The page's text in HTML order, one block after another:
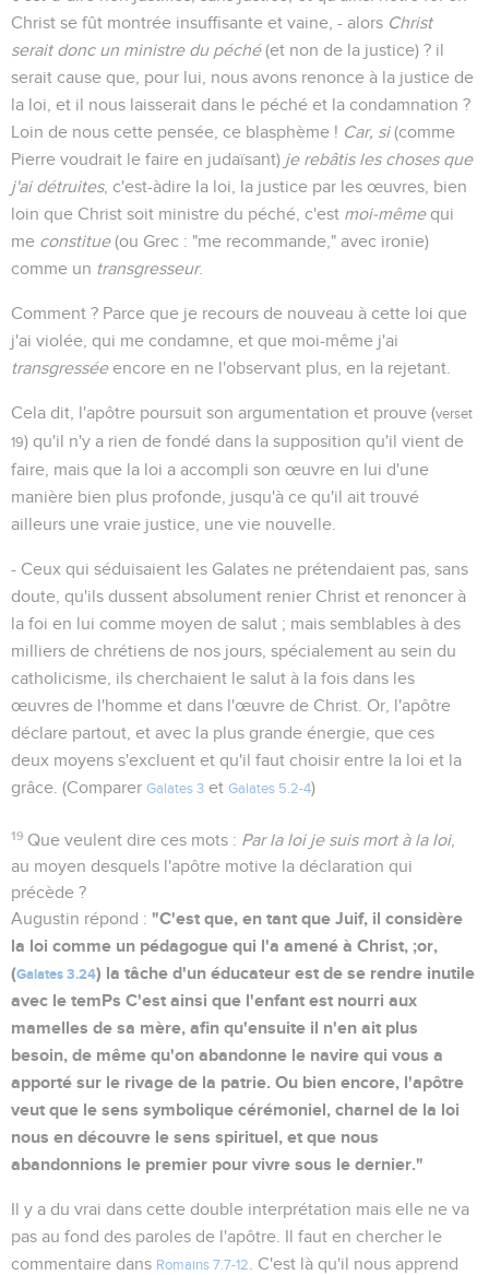
Christ se fût montrée insuffisante et vaine, - alors Christ
serait donc un ministre du péché(et non de la justice) ? il
serait cause que, pour lui, nous avons renonce à la justice de
la loi, et il nous laisserait dans le péché et la condamnation ?
Loin de nous cette pensée, ce blasphème ! Car, si(comme
Pierre voudrait le faire en judaïsant) je rebâtis les choses que
j'ai détruites, c'est-àdire la loi, la justice par les œuvres, bien
loin que Christ soit ministre du péché, c'est moi-mêmequi
me constitue(ou Grec : "me recommande," avec ironie)
comme un transgresseur.
Comment ? Parce que je recours de nouveau à cette loi que
j'ai violée, qui me condamne, et que moi-même j'ai
transgresséeencore en ne l'observant plus, en la rejetant.
Cela dit, l'apôtre poursuit son argumentation et prouve (verset
19) qu'il n'y a rien de fondé dans la supposition qu'il vient de
faire, mais que la loi a accompli son œuvre en lui d'une
manière bien plus profonde, jusqu'à ce qu'il ait trouvé
ailleurs une vraie justice, une vie nouvelle.
- Ceux qui séduisaient les Galates ne prétendaient pas, sans
doute, qu'ils dussent absolument renier Christ et renoncer à
la foi en lui comme moyen de salut ; mais semblables à des
milliers de chrétiens de nos jours, spécialement au sein du
catholicisme, ils cherchaient le salut à la fois dans les
œuvres de l'homme et dans l'œuvre de Christ. Or, l'apôtre
déclare partout, et avec la plus grande énergie, que ces
deux moyens s'excluent et qu'il faut choisir entre la loi et la
grâce. (Comparer Galates 3 et Galates 5.2-4)
19 Que veulent dire ces mots : Par la loi je suis mort à la loi,
au moyen desquels l'apôtre motive la déclaration qui
précède ?
Augustin répond : "C'est que, en tant que Juif, il considère
la loi comme un pédagogue qui l'a amené à Christ, ;or,
(Galates 3.24) la tâche d'un éducateur est de se rendre inutile
avec le temPs C'est ainsi que l'enfant est nourri aux
mamelles de sa mère, afin qu'ensuite il n'en ait plus
besoin, de même qu'on abandonne le navire qui vous a
apporté sur le rivage de la patrie. Ou bien encore, l'apôtre
veut que le sens symbolique cérémoniel, charnel de la loi
nous en découvre le sens spirituel, et que nous
abandonnions le premier pour vivre sous le dernier."
Il y a du vrai dans cette double interprétation mais elle ne va
pas au fond des paroles de l'apôtre. Il faut en chercher le
commentaire dans Romains 7.7-12
. C'est là qu'il nous apprend